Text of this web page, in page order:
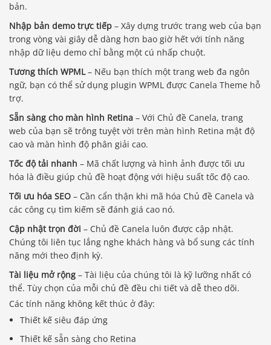
bản.
Nhập bản demo trực tiếp – Xây dựng trước trang web của bạn
trong vòng vài giây dễ dàng hơn bao giờ hết với tính năng
nhập dữ liệu demo chỉ bằng một cú nhấp chuột.
Tương thích WPML– Nếu bạn thích một trang web đa ngôn
ngữ, bạn có thể sử dụng plugin WPML được Canela Theme hỗ
trợ.
Sẵn sàng cho màn hình Retina – Với Chủ đề Canela, trang
web của bạn sẽ trông tuyệt vời trên màn hình Retina mật độ
cao và màn hình độ phân giải cao.
Tốc độ tải nhanh – Mã chất lượng và hình ảnh được tối ưu
hóa là điều giúp chủ đề hoạt động với hiệu suất tốc độ cao.
Tối ưu hóa SEO – Cần cẩn thận khi mã hóa Chủ đề Canela và
các công cụ tìm kiếm sẽ đánh giá cao nó.
Cập nhật trọn đời – Chủ đề Canela luôn được cập nhật.
Chúng tôi liên tục lắng nghe khách hàng và bổ sung các tính
năng mới theo định kỳ.
Tài liệu mở rộng – Tài liệu của chúng tôi là kỹ lưỡng nhất có
thể. Tùy chọn của mỗi chủ đề đều chi tiết và dễ theo dõi.
Các tính năng không kết thúc ở đây:
Thiết kế siêu đáp ứng
Thiết kế sẵn sàng cho Retina